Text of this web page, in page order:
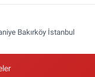
Bakırköy İstanbul